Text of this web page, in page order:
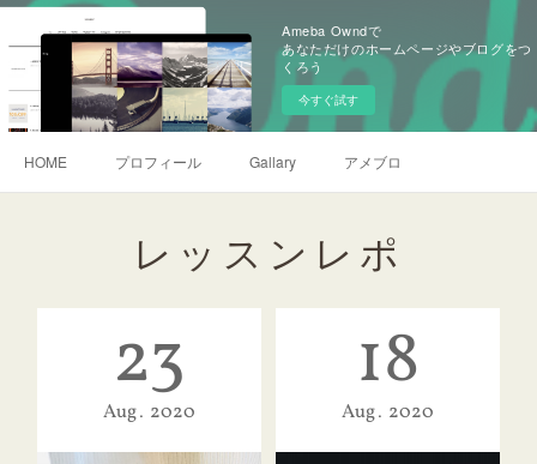
Ameba Owndで
あなただけのホームページやブログをつ
くろう
今すぐ試す
HOME プロフィール Gallary アメブロ
レッスンレポ
23
Aug 2020
18
Aug 2020